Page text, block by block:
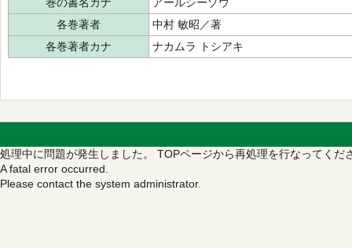
各巻著者
中村 敏昭／著
各巻著者カナ
ナカムラ トシアキ
処理中に問題が発生しました。 TOPページから再処理を行なってくだ
A fatal error occurred.
Please contact the system administrator.